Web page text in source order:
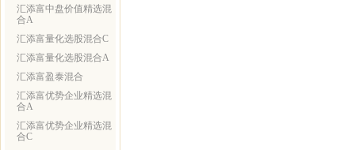
汇添富中盘价值精选混
合A
汇添富量化选股混合C
汇添富量化选股混合A
汇添富盈泰混合
汇添富优势企业精选混
合A
汇添富优势企业精选混
合C